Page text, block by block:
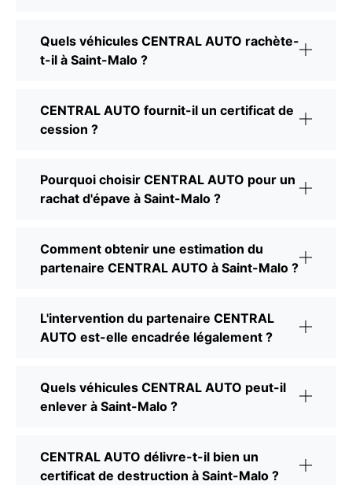
Quels véhicules CENTRAL AUTO rachète-
t-il à Saint-Malo ?
CENTRAL AUTO fournit-il un certificat de
cession ?
Pourquoi choisir CENTRAL AUTO pour un
rachat d'épave à Saint-Malo ?
Comment obtenir une estimation du
partenaire CENTRAL AUTO à Saint-Malo ?
L'intervention du partenaire CENTRAL
AUTO est-elle encadrée légalement ?
Quels véhicules CENTRAL AUTO peut-il
enlever à Saint-Malo ?
CENTRAL AUTO délivre-t-il bien un
certificat de destruction à Saint-Malo ?